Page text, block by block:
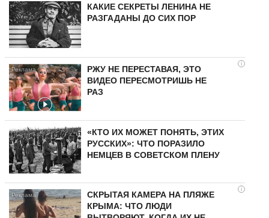
КАКИЕ СЕКРЕТЫ ЛЕНИНА НЕ
РАЗГАДАНЫ ДО СИХ ПОР
i
РЖУ НЕ ПЕРЕСТАВАЯ, ЭТО
ВИДЕО ПЕРЕСМОТРИШЬ НЕ
РАЗ
«КТО ИХ МОЖЕТ ПОНЯТЬ, ЭТИХ
РУССКИХ»: ЧТО ПОРАЗИЛО
НЕМЦЕВ В СОВЕТСКОМ ПЛЕНУ
i
СКРЫТАЯ КАМЕРА НА ПЛЯЖЕ
КРЫМА: ЧТО ЛЮДИ